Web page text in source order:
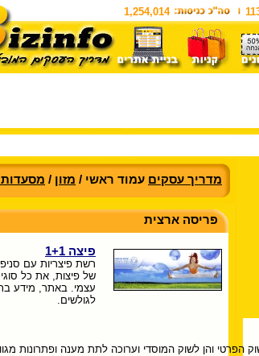
1,254,014
מדריך עסקים עמוד ראשי / מזון /
פריסה ארצית
פיצה 1+1
רשת פיצריות עם
של פיצות, את כל סוגי
עצמי. באתר, מידע
לגולשים.
והן לשוק המוסדי וערוכה לתת מענה ופתרונות